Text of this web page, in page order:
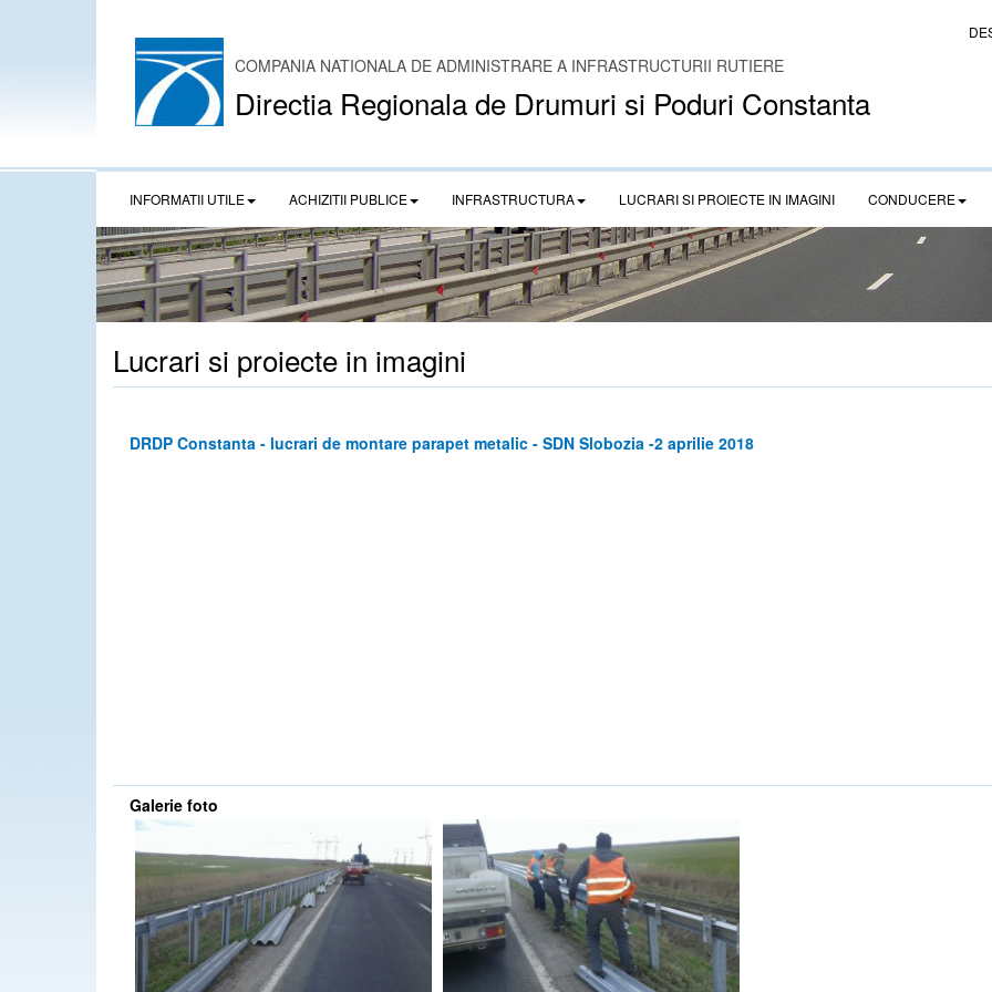
COMPANIA NATIONALA DE ADMINISTRARE A INFRASTRUCTURII RUTIERE
Directia Regionala de Drumuri si Poduri Constanta
INFORMATII UTILE ACHIZITII PUBLICE INFRASTRUCTURA LUCRARI SI PROIECTE IN IMAGINI CONDUCERE
Lucrari si proiecte in imagini
DRDP Constanta - lucrari de montare parapet metalic - SDN Slobozia -2 aprilie 2018
Galerie foto